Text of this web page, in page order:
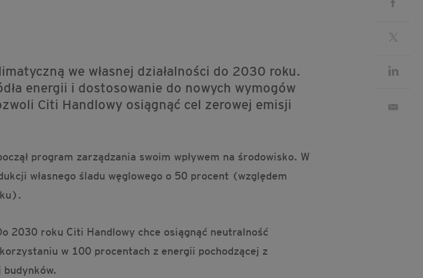
we własnej działalności do 2030 roku.
energii i dostosowanie do nowych wymogów
Citi Handlowy osiągnąć cel zerowej emisji
program zarządzania swoim wpływem na środowisko. W
własnego śladu węglowego o 50 procent (względem
2030 roku Citi Handlowy chce osiągnąć neutralność
w 100 procentach z energii pochodzącej z